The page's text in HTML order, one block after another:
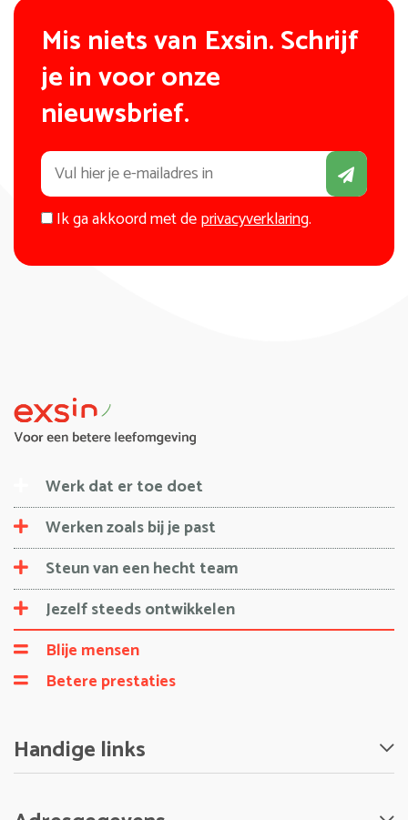
Mis niets van Exsin. Schrijf
je in voor onze
nieuwsbrief.
Ik ga akkoord met deprivacyverklaring.
Werk dat er toe doet
Werken zoals bij je past
Steun van een hecht team
Jezelf steeds ontwikkelen
Blije mensen
Betere prestaties
Handige links
Nieuws